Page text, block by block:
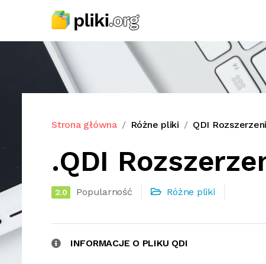
Strona główna Różne pliki QDI
.QDI
2.0 Popularność Różne pliki
INFORMACJE O PLIKU QDI